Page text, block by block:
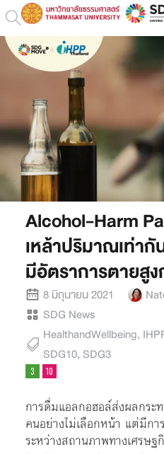
Alcohol-Harm
เหล้าปริมาณเท่า
มีอัตราการตายสู
8 มิถุนายน 2021
SDG News
HealthandWellbeing,
SDG10, SDG3
การดื่มแอลกอฮอล์ส่งผลกร
คนอย่างไม่เลือกหน้า แต่มีก
ระหว่างสถานภาพทางเศรษฐ